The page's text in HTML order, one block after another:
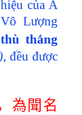
của A
Lượng
thắng
, đều được
為聞名